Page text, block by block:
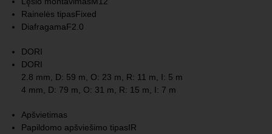
Rainelės tipasFixed
DiafragamaF2.0
DORI
DORI
2.8 mm, D: 59 m, O: 23 m, R: 11 m, I: 5 m
4 mm, D: 79 m, O: 31 m, R: 15 m, I: 7 m
Apšvietimas
Papildomo apšviešimo tipasIR